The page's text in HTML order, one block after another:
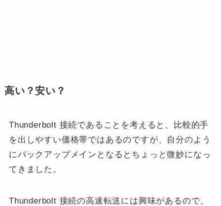
高い？安い？
Thunderbolt 接続であることを考えると、比較的手
を出しやすい価格帯ではあるのですが、自分のよう
にバックアップメインとなるとちょっと微妙になっ
てきました。
Thunderbolt 接続の高速転送には興味があるので、